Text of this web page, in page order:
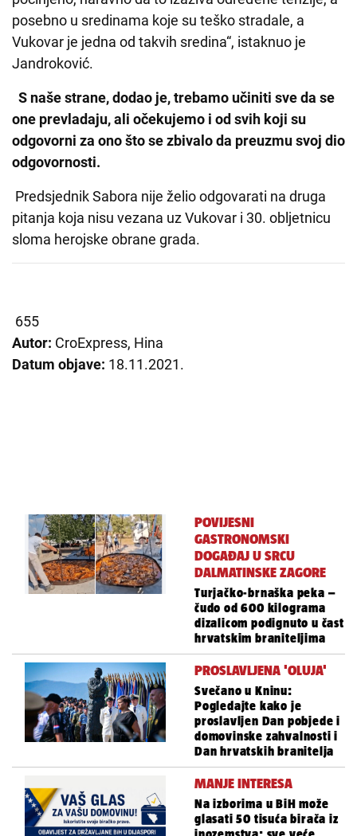
posebno u sredinama koje su teško stradale, a
Vukovar je jedna od takvih sredina“, istaknuo je
Jandroković.
S naše strane, dodao je, trebamo učiniti sve da se
one prevladaju, ali očekujemo i od svih koji su
odgovorni za ono što se zbivalo da preuzmu svoj dio
odgovornosti.
Predsjednik Sabora nije želio odgovarati na druga
pitanja koja nisu vezana uz Vukovar i 30. obljetnicu
sloma herojske obrane grada.
655
Autor: CroExpress, Hina
Datum objave: 18.11.2021.
POVIJESNI
GASTRONOMSKI
DOGAĐAJ U SRCU
DALMATINSKE ZAGORE
Turjačko-brnaška peka –
čudo od 600 kilograma
dizalicom podignuto u čast
hrvatskim braniteljima
PROSLAVLJENA 'OLUJA'
Svečano u Kninu:
Pogledajte kako je
proslavljen Dan pobjede i
domovinske zahvalnosti i
Dan hrvatskih branitelja
MANJE INTERESA
Na izborima u BiH može
glasati 50 tisuća birača iz